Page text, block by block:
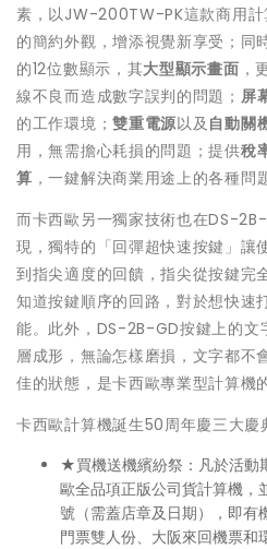
素，以JW-200TW-PK這款商用計
的簡約外觀，增添視覺新享受；同
的12位數顯示，其大型顯示畫面 ，
線不良而造成數字誤判的問題； 屏
的工作環境；雙重電源以及自動關
用，無需擔心耗損的問題；提供稅
算 ，一鍵解決商業用途上的各種問題
而卡西歐另一獨家技術也在DS-
現，獨特的「回彈超快速按鍵」讓
到指尖適度的回饋，指尖從按鍵完
知道按鍵順序的回路，對於想快速
能。此外，DS-2B-GD按鍵上的文
層成形，無論怎樣磨損，文字都不
佳的狀態，是卡西歐專業型計算機
卡西歐計算機誕生50周年慶三大慶
★買機送機繽紛祭：凡於活動
歐全品項正版公司貨計算機，
號（需蓋店章及日期），即有
門票雙人份、大阪來回機票